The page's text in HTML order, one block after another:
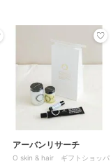
アーバンリサーチ
O skin & hair ギフトショッパ